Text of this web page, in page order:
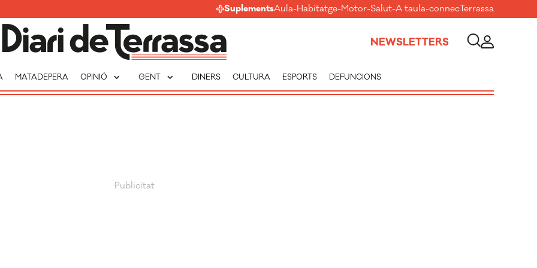
SuplementsAula-Habitatge-Motor-Salut-A taula-connecTerrassa
NEWSLETTERS
MATADEPERA OPINIÓ expand_more GENT expand_more DINERS CULTURA ESPORTS DEFUNCIONS